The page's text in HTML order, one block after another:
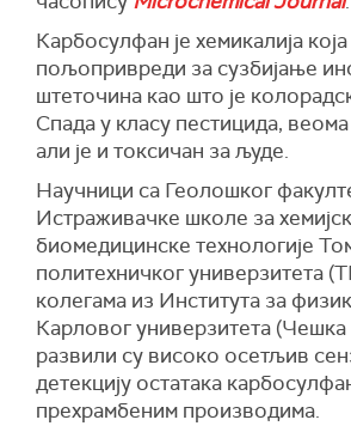
Карбосулфан је хемикалија
пољопривреди за сузбијање
штеточина као што је
Спада у класу пестицида,
али је и токсичан за људе.
Научници са Геолошког
Истраживачке школе за
биомедицинске технологије
политехничког универзитета
колегама из Института за
Карловог универзитета (Чешка
развили су високо осетљив
детекцију остатака
прехрамбеним производима.